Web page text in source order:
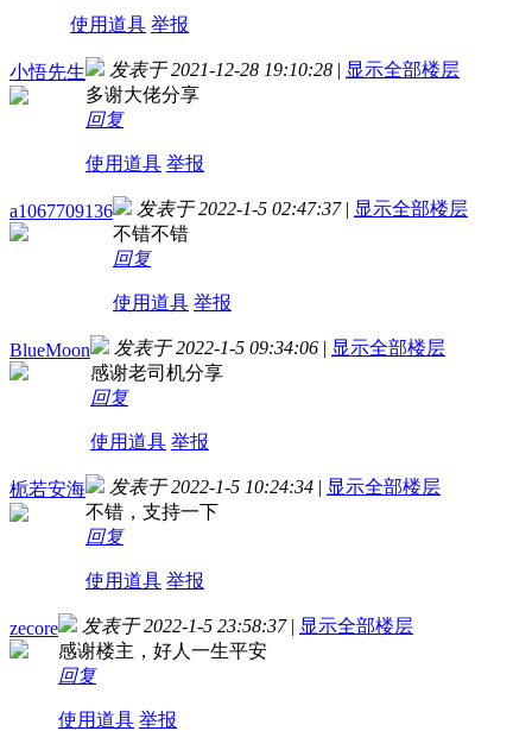
使用道具 举报
小悟先生 发表于 2021-12-28 19:10:28 | 显示全部楼层
多谢大佬分享
回复
使用道具 举报
a1067709136 发表于 2022-1-5 02:47:37 | 显示全部楼层
不错不错
回复
使用道具 举报
BlueMoon 发表于 2022-1-5 09:34:06 | 显示全部楼层
感谢老司机分享
回复
使用道具 举报
栀若安海 发表于 2022-1-5 10:24:34 | 显示全部楼层
不错，支持一下
回复
使用道具 举报
zecore 发表于 2022-1-5 23:58:37 | 显示全部楼层
感谢楼主，好人一生平安
回复
使用道具 举报